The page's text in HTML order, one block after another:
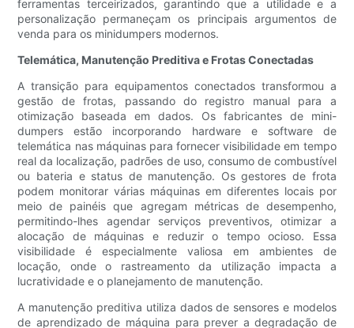
ferramentas terceirizados, garantindo que a utilidade e a
personalização permaneçam os principais argumentos de
venda para os minidumpers modernos.
Telemática, Manutenção Preditiva e Frotas Conectadas
A transição para equipamentos conectados transformou a
gestão de frotas, passando do registro manual para a
otimização baseada em dados. Os fabricantes de mini-
dumpers estão incorporando hardware e software de
telemática nas máquinas para fornecer visibilidade em tempo
real da localização, padrões de uso, consumo de combustível
ou bateria e status de manutenção. Os gestores de frota
podem monitorar várias máquinas em diferentes locais por
meio de painéis que agregam métricas de desempenho,
permitindo-lhes agendar serviços preventivos, otimizar a
alocação de máquinas e reduzir o tempo ocioso. Essa
visibilidade é especialmente valiosa em ambientes de
locação, onde o rastreamento da utilização impacta a
lucratividade e o planejamento de manutenção.
A manutenção preditiva utiliza dados de sensores e modelos
de aprendizado de máquina para prever a degradação de